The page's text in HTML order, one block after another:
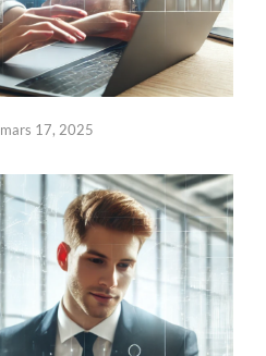
mars 17, 2025